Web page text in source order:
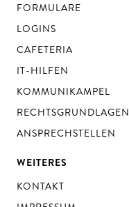
FORMULARE
LOGINS
CAFETERIA
IT-HILFEN
KOMMUNIKAMPEL
RECHTSGRUNDLAGEN
ANSPRECHSTELLEN
WEITERES
KONTAKT